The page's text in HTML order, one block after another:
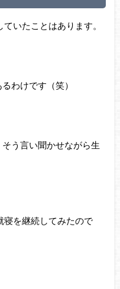
いたことはあります。
わけです（笑）
う言い聞かせながら生
寝を継続してみたので